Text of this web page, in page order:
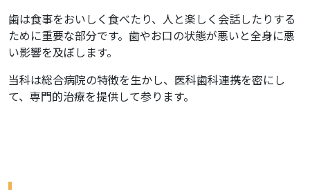
歯は食事をおいしく食べたり、人と楽しく会話したりする
ために重要な部分です。歯やお口の状態が悪いと全身に悪
い影響を及ぼします。
当科は総合病院の特徴を生かし、医科歯科連携を密にし
て、専門的治療を提供して参ります。